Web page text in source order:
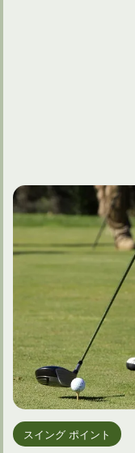
スイング ポイント